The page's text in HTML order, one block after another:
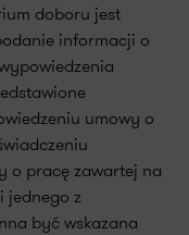
doboru jest
informacji o
umowy o
o pracę zawartej na
jednego z
być wskazana